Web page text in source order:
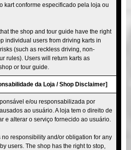
kart conforme especificado pela loja ou
the shop and tour guide have the right
individual users from driving karts in
(such as reckless driving, non-
rules). Users will return karts as
or tour guide.
da Loja / Shop Disclaimer]
e/ou responsabilizada por
ao usuário. A loja tem o direito de
e alterar o serviço fornecido ao usuário.
no responsibility and/or obligation for any
users. The shop has the right to stop,